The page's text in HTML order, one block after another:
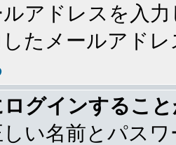
アドレスを入
たメールアド
グインするこ
しい名前とパス